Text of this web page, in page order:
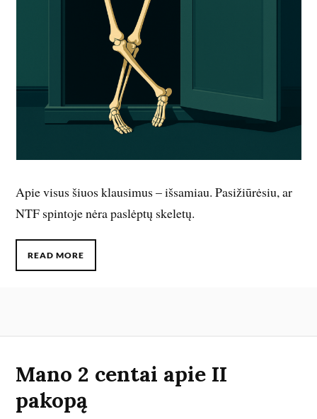
Apie visus šiuos klausimus – išsamiau. Pasižiūrėsiu, ar
NTF spintoje nėra paslėptų skeletų.
READ MORE
Mano 2 centai apie II
pakopą